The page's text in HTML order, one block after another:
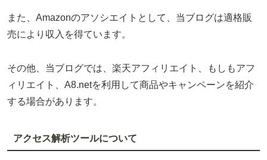
また、Amazonのアソシエイトとして、当ブログは適格販
売により収入を得ています。
その他、当ブログでは、楽天アフィリエイト、もしもアフ
ィリエイト、A8.netを利用して商品やキャンペーンを紹介
する場合があります。
アクセス解析ツールについて